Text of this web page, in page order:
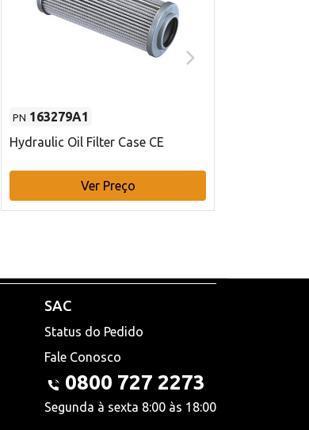
PN 163279A1
Hydraulic Oil Filter Case CE
Ver Preço
SAC
Status do Pedido
Fale Conosco
0800 727 2273
Segunda à sexta 8:00 às 18:00